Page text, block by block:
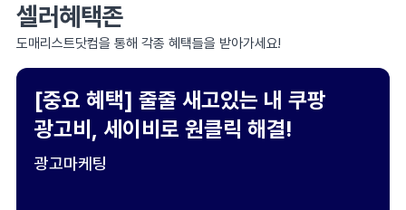
셀러혜택존
도매리스트닷컴을 통해 각종 혜택들을 받아가세요!
[중요 혜택] 줄줄 새고있는 내 쿠팡
광고비, 세이비로 원클릭 해결!
광고마케팅